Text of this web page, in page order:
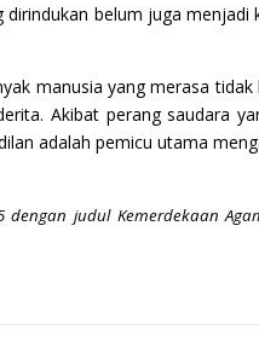
belum juga menjadi
manusia yang merasa
Akibat perang saudara
adalah pemicu utama
judul Kemerdekaan